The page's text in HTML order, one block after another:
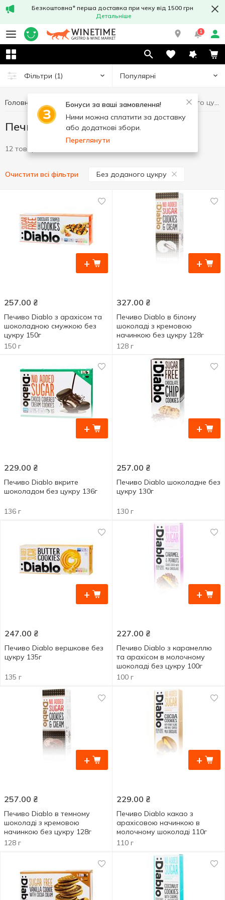
Безкоштовна* перша доставка при чеку від 1500 грн
Детальніше
1
Фільтри (1) Популярні
Бонуси за ваші замовлення!
Ними можна сплатити за доставку
або додаткові збори.
Переглянути
Головна Солодощі Печиво Печиво Без доданого цукру
Печиво Без доданого цукру
12 товарів
Очистити всі фільтри Без доданого цукру
+
257.00 ₴
Печиво Diablo з арахісом та
шоколадною смужкою без
цукру 150г
150 г
+
327.00 ₴
Печиво Diablo в білому
шоколаді з кремовою
начинкою без цукру 128г
128 г
+
229.00 ₴
Печиво Diablo вкрите
шоколадом без цукру 136г
136 г
+
257.00 ₴
Печиво Diablo шоколадне без
цукру 130г
130 г
+
247.00 ₴
Печиво Diablo вершкове без
цукру 135г
135 г
+
227.00 ₴
Печиво Diablo з карамеллю
та арахісом в молочному
шоколаді без цукру 100г
100 г
+
257.00 ₴
Печиво Diablo в темному
шоколаді з кремовою
начинкою без цукру 128г
128 г
+
229.00 ₴
Печиво Diablo какао з
арахісовою начинкою в
молочному шоколаді 110г
110 г